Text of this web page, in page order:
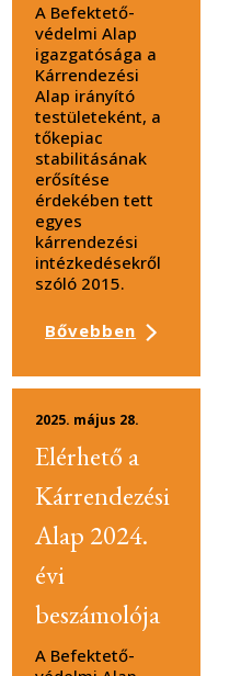
A Befektető-
védelmi Alap
igazgatósága a
Kárrendezési
Alap irányító
testületeként, a
tőkepiac
stabilitásának
erősítése
érdekében tett
egyes
kárrendezési
intézkedésekről
szóló 2015.
Bővebben
Elérhető a
Kárrendezési
Alap 2024.
évi
beszámolója
2025. május 28.
A Befektető-